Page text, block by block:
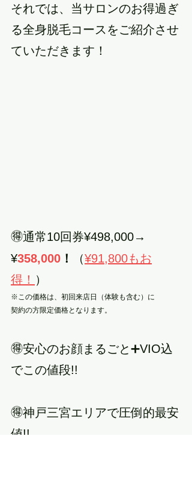
それでは、当サロンのお得過ぎ
る全身脱毛コースをご紹介させ
ていただきます！
🉐通常10回券¥498,000→
¥358,000 ！ （¥91,800もお
得！ ）
※この価格は、初回来店日（体験も含む）に
契約の方限定価格となります。
🉐安心のお顔まるごと➕VIO込
でこの値段!!
🉐神戸三宮エリアで圧倒的最安
値!!